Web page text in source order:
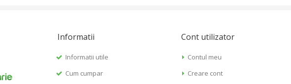
Informatii
Informatii utile
Cum cumpar
Cont utilizator
Contul meu
Creare cont